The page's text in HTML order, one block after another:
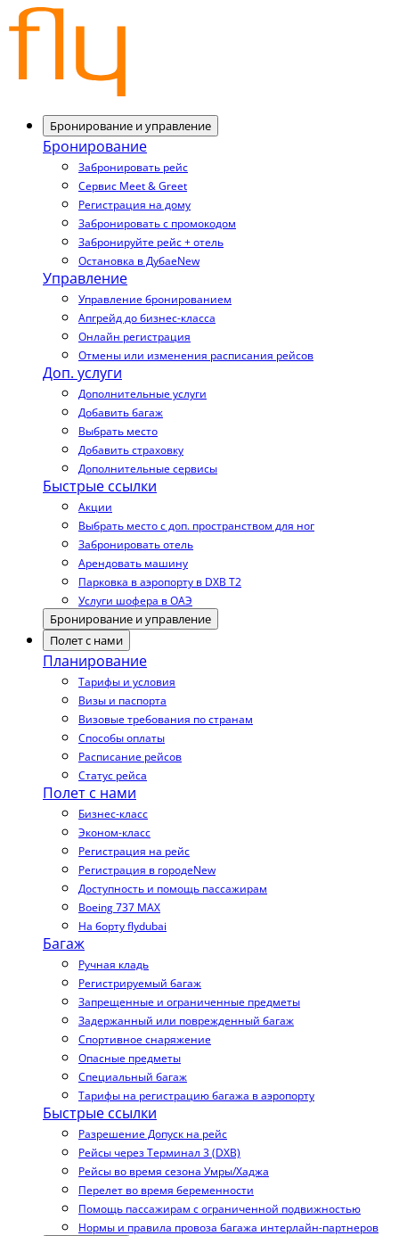
Бронирование и управление
Бронирование
Забронировать рейс
Сервис Meet & Greet
Регистрация на дому
Забронировать с промокодом
Забронируйте рейс + отель
Остановка в ДубаеNew
Управление
Управление бронированием
Апгрейд до бизнес-класса
Онлайн регистрация
Отмены или изменения расписания рейсов
Доп. услуги
Дополнительные услуги
Добавить багаж
Выбрать место
Добавить страховку
Дополнительные сервисы
Быстрые ссылки
Акции
Выбрать место с доп. пространством для ног
Забронировать отель
Арендовать машину
Парковка в аэропорту в DXB T2
Услуги шофера в ОАЭ
Бронирование и управление
Полет с нами
Планирование
Тарифы и условия
Визы и паспорта
Визовые требования по странам
Способы оплаты
Расписание рейсов
Статус рейса
Полет с нами
Бизнес-класс
Эконом-класс
Регистрация на рейс
Регистрация в городеNew
Доступность и помощь пассажирам
Boeing 737 MAX
На борту flydubai
Багаж
Ручная кладь
Регистрируемый багаж
Запрещенные и ограниченные предметы
Задержанный или поврежденный багаж
Спортивное снаряжение
Опасные предметы
Специальный багаж
Тарифы на регистрацию багажа в аэропорту
Быстрые ссылки
Разрешение Допуск на рейс
Рейсы через Терминал 3 (DXB)
Рейсы во время сезона Умры/Хаджа
Перелет во время беременности
Помощь пассажирам с ограниченной подвижностью
Нормы и правила провоза багажа интерлайн-партнеров